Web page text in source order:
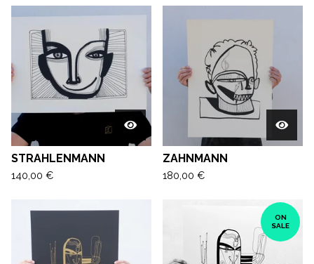
STRAHLENMANN
140,00 €
ZAHNMANN
180,00 €
ON
SALE